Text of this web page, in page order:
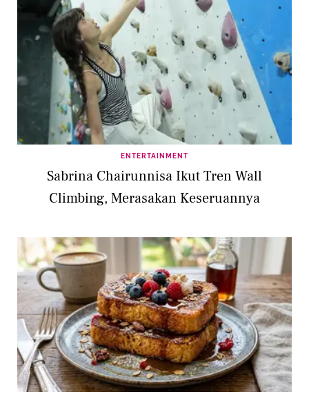
ENTERTAINMENT
Sabrina Chairunnisa Ikut Tren Wall
Climbing, Merasakan Keseruannya